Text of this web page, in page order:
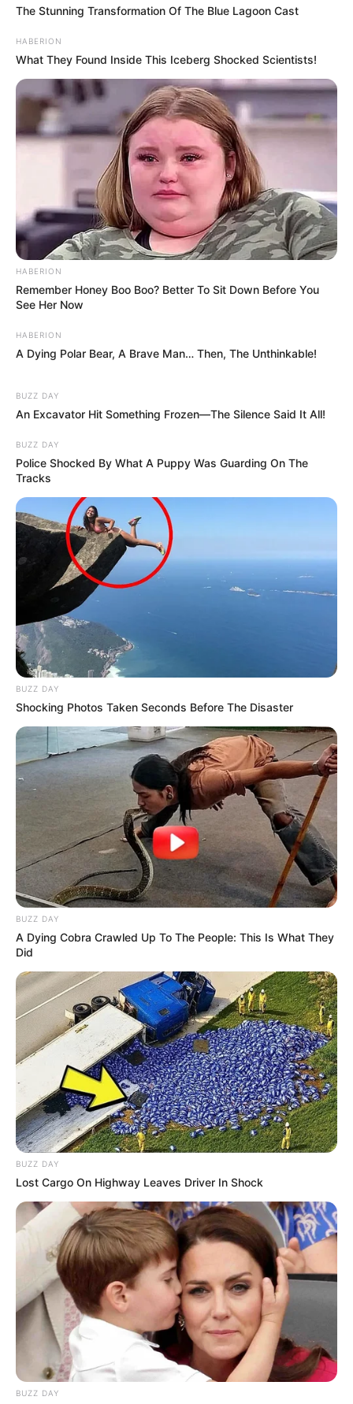
The Stunning Transformation Of The Blue Lagoon Cast
HABERION
What They Found Inside This Iceberg Shocked Scientists!
HABERION
Remember Honey Boo Boo? Better To Sit Down Before You
See Her Now
HABERION
A Dying Polar Bear, A Brave Man… Then, The Unthinkable!
BUZZ DAY
An Excavator Hit Something Frozen—The Silence Said It All!
BUZZ DAY
Police Shocked By What A Puppy Was Guarding On The
Tracks
BUZZ DAY
Shocking Photos Taken Seconds Before The Disaster
BUZZ DAY
A Dying Cobra Crawled Up To The People: This Is What They
Did
BUZZ DAY
Lost Cargo On Highway Leaves Driver In Shock
BUZZ DAY